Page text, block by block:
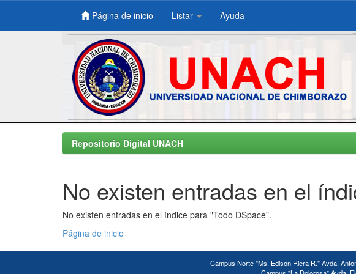
Skip
Página de inicio Listar Ayuda
Repositorio Digital UNACH
No existen entradas en el
No existen entradas en el índice para "Todo DSpace".
Página de inicio
Campus Norte "Ms. Edison Riera R." Avda.